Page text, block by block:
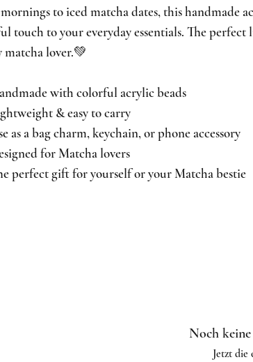
to iced matcha dates, this handmade
touch to your everyday essentials. The
matcha lover.💚
with colorful acrylic beads
& easy to carry
as a bag charm, keychain, or phone accessory
for Matcha lovers
perfect gift for yourself or your Matcha bestie
Noch
Jetzt die